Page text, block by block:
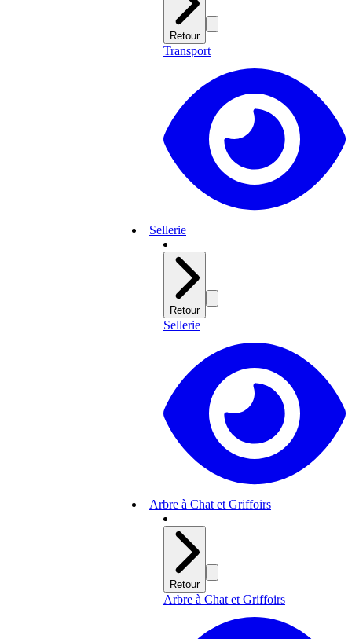
Retour
Transport
Sellerie
Retour
Sellerie
Arbre à Chat et Griffoirs
Retour
Arbre à Chat et Griffoirs